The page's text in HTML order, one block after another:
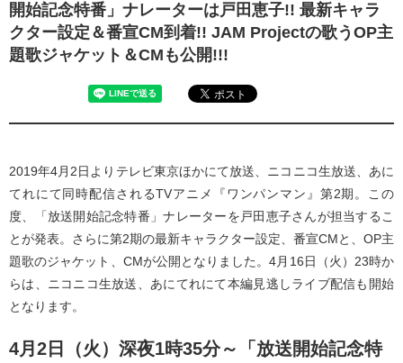
開始記念特番」ナレーターは戸田恵子!! 最新キャラ
クター設定＆番宣CM到着!! JAM Projectの歌うOP主
題歌ジャケット＆CMも公開!!!
2019年4月2日よりテレビ東京ほかにて放送、ニコニコ生放送、あに
てれにて同時配信されるTVアニメ『ワンパンマン』第2期。この
度、「放送開始記念特番」ナレーターを戸田恵子さんが担当するこ
とが発表。さらに第2期の最新キャラクター設定、番宣CMと、OP主
題歌のジャケット、CMが公開となりました。4月16日（火）23時か
らは、ニコニコ生放送、あにてれにて本編見逃しライブ配信も開始
となります。
4月2日（火）深夜1時35分～「放送開始記念特